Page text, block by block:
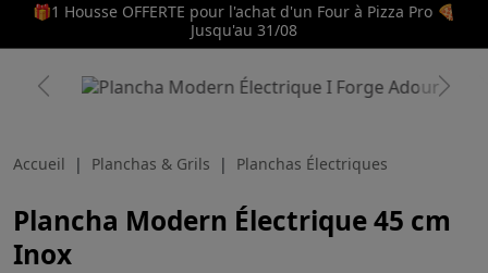
🎁1 Housse OFFERTE pour l'achat d'un Four à Pizza Pro 🍕
Jusqu'au 31/08
Previous Next
Accueil Planchas & Grils Planchas Électriques
Plancha Modern Électrique 45 cm
Inox